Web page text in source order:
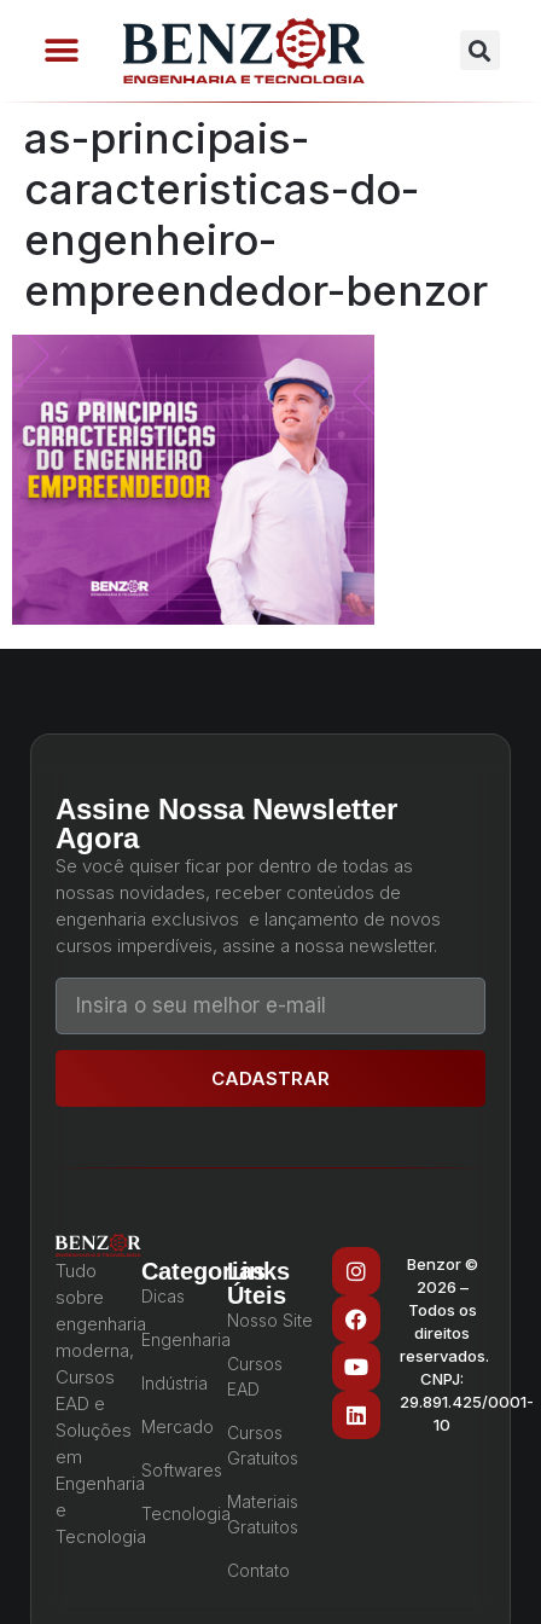
as-principais-
caracteristicas-do-
engenheiro-
empreendedor-benzor
Assine Nossa Newsletter
Agora
Se você quiser ficar por dentro de todas as
nossas novidades, receber conteúdos de
engenharia exclusivos e lançamento de novos
cursos imperdíveis, assine a nossa newsletter.
CADASTRAR
Tudo
sobre
engenharia
moderna,
Cursos
EAD e
Soluções
em
Engenharia
e
Tecnologia
Categorias
Dicas
Engenharia
Indústria
Mercado
Softwares
Tecnologia
Links
Úteis
Nosso Site
Cursos
EAD
Cursos
Gratuitos
Materiais
Gratuitos
Contato
Benzor ©
2026 –
Todos os
direitos
reservados.
CNPJ:
29.891.425/0001-
10